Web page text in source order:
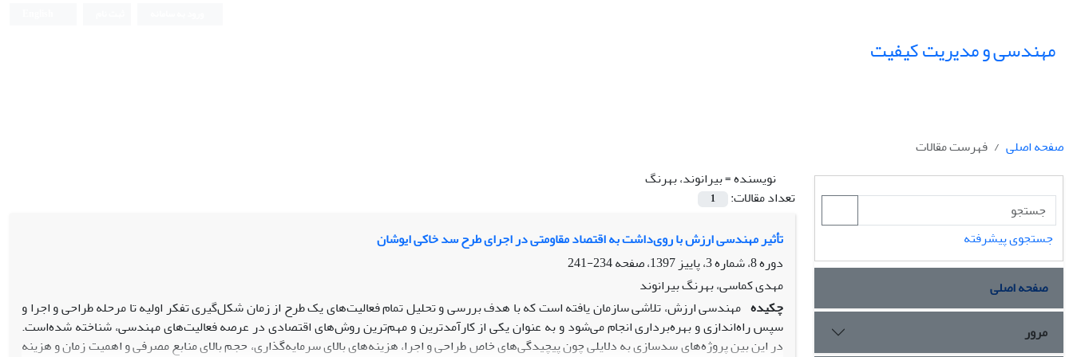
مهندسی و مدیریت کیفیت
صفحه اصلی
فهرست مقالات
نویسنده =بیرانوند، بهرنگ
تعداد مقالات:
1
تأثیر مهندسی ارزش با روی‌داشت به اقتصاد مقاومتی در اجرای طرح سد خاکی ایوشان
دوره 8، شماره 3، پاییز 1397، صفحه
234-241
مهدی کماسی، بهرنگ بیرانوند
چکیده مهندسی ارزش، تلاشی سازمان یافته است که با هدف بررسی و تحلیل تمام فعالیت‌های یک طرح از زمان شکل‌گیری تفکر اولیه تا مرحله طراحی و اجرا و
سپس راه‌اندازی و بهره‌برداری انجام می‌شود و به عنوان یکی از کارآمدترین و مهم‌ترین روش‌های اقتصادی در عرصه فعالیت‌های مهندسی، شناخته شده‌است.
در این بین پروژه‌های سدسازی به دلایلی چون پیچیدگی‌های خاص طراحی و اجرا، هزینه‌های بالای سرمایه‌گذاری، حجم بالای منابع مصرفی و اهمیت زمان و هزینه
جستجوی پیشرفته
صفحه اصلی
مرور